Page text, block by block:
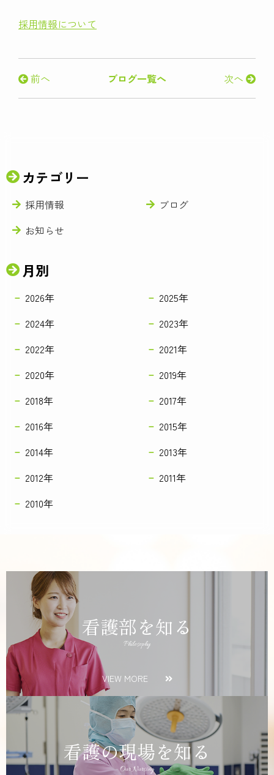
採用情報について
前へ 次へ
ブログ一覧へ
カテゴリー
採用情報
ブログ
お知らせ
月別
2026年
2025年
2024年
2023年
2022年
2021年
2020年
2019年
2018年
2017年
2016年
2015年
2014年
2013年
2012年
2011年
2010年
看護部を知る
Philosophy
VIEW MORE
看護の現場を知る
Our Nursing